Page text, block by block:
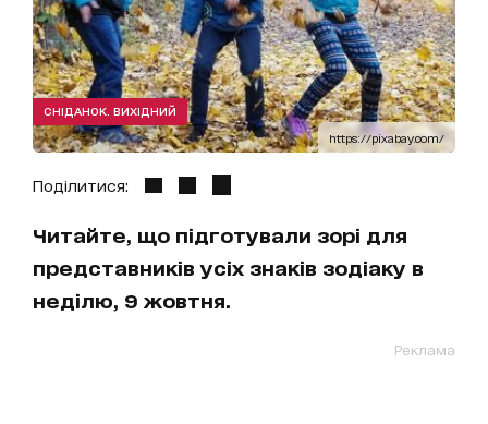
https://pixabay.com/
СНІДАНОК. ВИХІДНИЙ
Поділитися:
Читайте, що підготували зорі для
представників усіх знаків зодіаку в
неділю, 9 жовтня.
Реклама